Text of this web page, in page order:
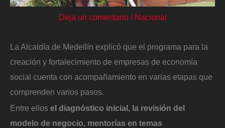
Deja un comentario / Nacional
La Alcaldía de Medellín explicó que el programa para la
creación y fortalecimiento de empresas de economía
social cuenta con acompañamiento en varias etapas que
comprenden varios pasos.
Entre ellos el diagnóstico inicial, la revisión del
modelo de negocio, mentorías en temas